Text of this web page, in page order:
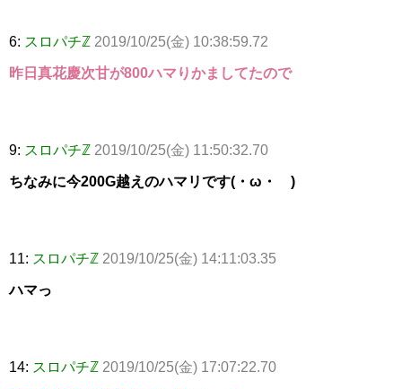
6: スロパチℤ 2019/10/25(金) 10:38:59.72
昨日真花慶次甘が800ハマりかましてたので
9: スロパチℤ 2019/10/25(金) 11:50:32.70
ちなみに今200G越えのハマリです(・ω・ )
11: スロパチℤ 2019/10/25(金) 14:11:03.35
ハマっ
14: スロパチℤ 2019/10/25(金) 17:07:22.70